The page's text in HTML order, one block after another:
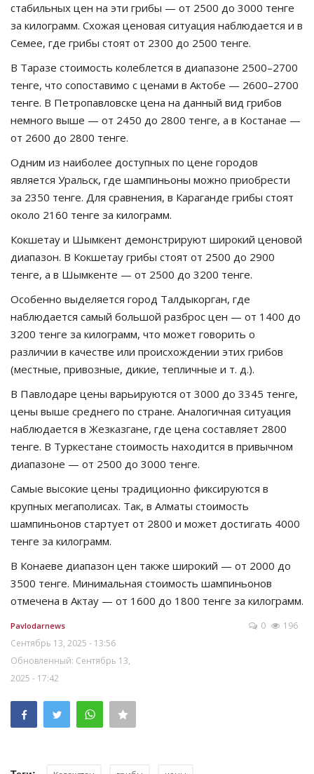
стабильных цен на эти грибы — от 2500 до 3000 тенге
за килограмм. Схожая ценовая ситуация наблюдается и в
Семее, где грибы стоят от 2300 до 2500 тенге.
В Таразе стоимость колеблется в диапазоне 2500–2700
тенге, что сопоставимо с ценами в Актобе — 2600–2700
тенге. В Петропавловске цена на данный вид грибов
немного выше — от 2450 до 2800 тенге, а в Костанае —
от 2600 до 2800 тенге.
Одним из наиболее доступных по цене городов
является Уральск, где шампиньоны можно приобрести
за 2350 тенге. Для сравнения, в Караганде грибы стоят
около 2160 тенге за килограмм.
Кокшетау и Шымкент демонстрируют широкий ценовой
диапазон. В Кокшетау грибы стоят от 2500 до 2900
тенге, а в Шымкенте — от 2500 до 3200 тенге.
Особенно выделяется город Талдыкорган, где
наблюдается самый большой разброс цен — от 1400 до
3200 тенге за килограмм, что может говорить о
различии в качестве или происхождении этих грибов
(местные, привозные, дикие, тепличные и т. д.).
В Павлодаре цены варьируются от 3000 до 3345 тенге,
цены выше среднего по стране. Аналогичная ситуация
наблюдается в Жезказгане, где цена составляет 2800
тенге. В Туркестане стоимость находится в привычном
диапазоне — от 2500 до 3000 тенге.
Самые высокие цены традиционно фиксируются в
крупных мегаполисах. Так, в Алматы стоимость
шампиньонов стартует от 2800 и может достигать 4000
тенге за килограмм.
В Конаеве диапазон цен также широкий — от 2000 до
3500 тенге. Минимальная стоимость шампиньонов
отмечена в Актау — от 1600 до 1800 тенге за килограмм.
Pavlodarnews
Сентябрь 13, 2025 - 13:56
Обновленный: Сентябрь 13,
2025 - 17:42
0 196